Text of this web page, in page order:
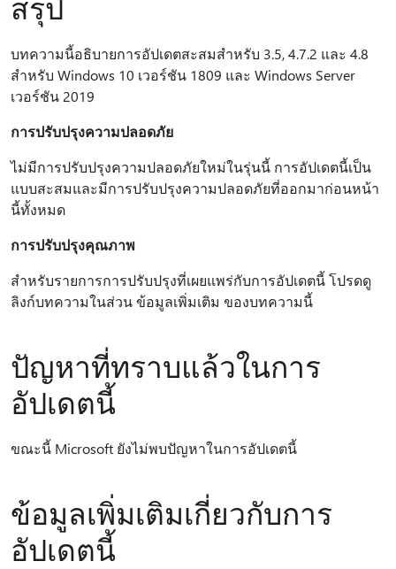
บทความนี้อธิบายการอัปเดตสะสมสําหรับ 3.5, 4.7.2 และ 4.8
สําหรับ Windows 10 เวอร์ชัน 1809 และ Windows Server
เวอร์ชัน 2019
การปรับปรุงความปลอดภัย
ไม่มีการปรับปรุงความปลอดภัยใหม่ในรุ่นนี้ การอัปเดตนี้เป็น
แบบสะสมและมีการปรับปรุงความปลอดภัยที่ออกมาก่อนหน้า
นี้ทั้งหมด
การปรับปรุงคุณภาพ
สําหรับรายการการปรับปรุงที่เผยแพร่กับการอัปเดตนี้ โปรดดู
ลิงก์บทความในส่วน ข้อมูลเพิ่มเติม ของบทความนี้
ปัญหาที่ทราบแล้วในการ
อัปเดตนี้
ขณะนี้ Microsoft ยังไม่พบปัญหาในการอัปเดตนี้
ข้อมูลเพิ่มเติมเกี่ยวกับการ
อัปเดตนี้